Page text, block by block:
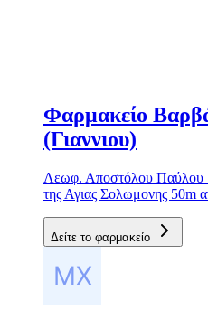
Φαρμακείο
(Γιαννιου)
Λεωφ. Αποστόλου Παύλου
της Αγιας Σολωμονης
Δείτε το φαρμακείο